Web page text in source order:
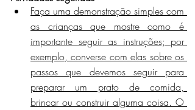
Faça uma demonstração simples com
as crianças que mostre como é
importante seguir as instruções; por
exemplo, converse com elas sobre os
passos que devemos seguir para
preparar um prato de comida,
brincar ou construir alguma coisa. O